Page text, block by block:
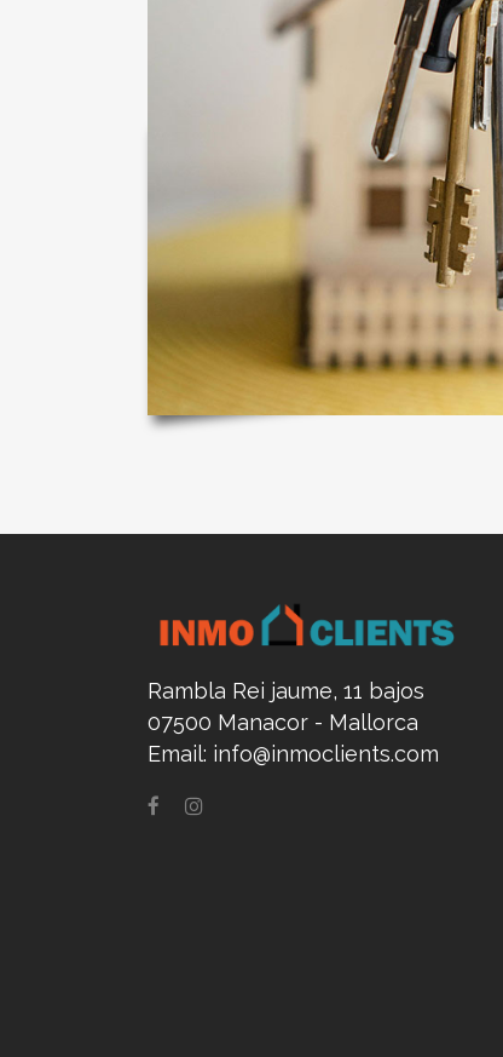
Rambla Rei jaume, 11 bajos
07500 Manacor - Mallorca
Email: info@inmoclients.com